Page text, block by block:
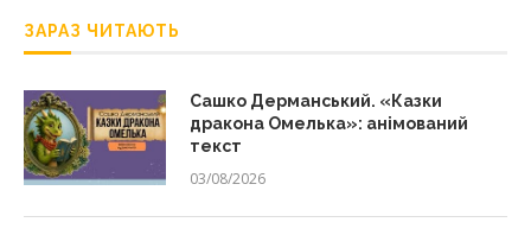
ЗАРАЗ ЧИТАЮТЬ
Сашко Дерманський. «Казки
дракона Омелька»: анімований
текст
03/08/2026